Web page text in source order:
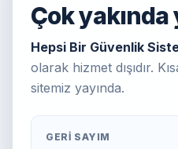
Çok yakında
Hepsi Bir Güvenlik
olarak hizmet dışıdır.
sitemiz yayında.
GERI SAYIM